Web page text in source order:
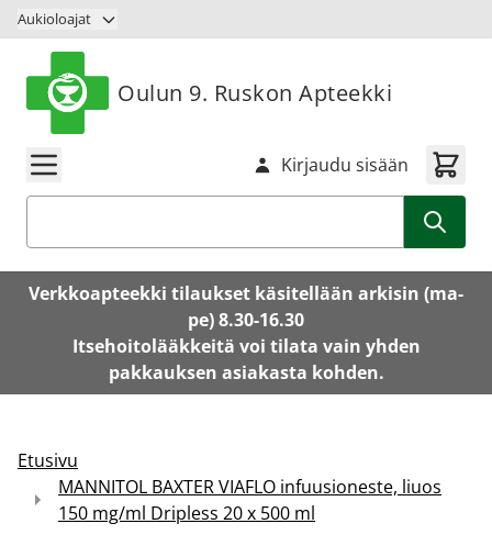
Siirry sisältöön
Aukioloajat
Oulun 9. Ruskon Apteekki
Kirjaudu sisään
Verkkoapteekki tilaukset käsitellään arkisin (ma-
pe) 8.30-16.30
Itsehoitolääkkeitä voi tilata vain yhden
pakkauksen asiakasta kohden.
Etusivu
MANNITOL BAXTER VIAFLO infuusioneste, liuos
150 mg/ml Dripless 20 x 500 ml